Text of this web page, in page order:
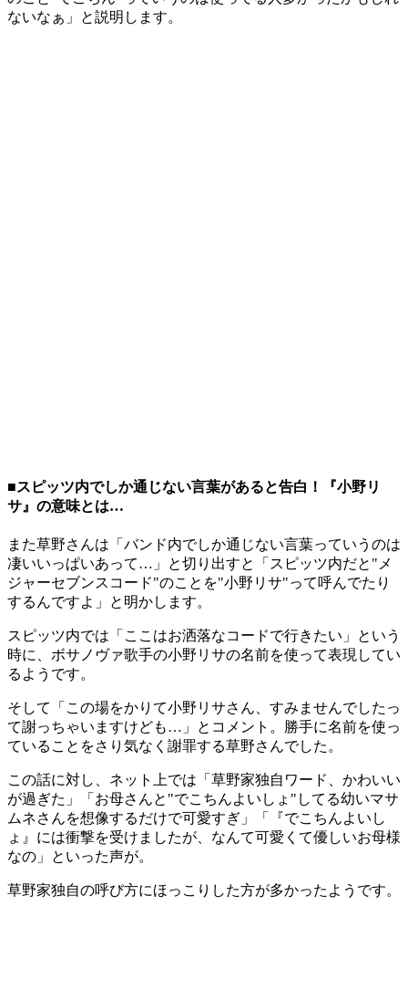
ないなぁ」と説明します。
■スピッツ内でしか通じない言葉があると告白！『小野リ
サ』の意味とは…
また草野さんは「バンド内でしか通じない言葉っていうのは
凄いいっぱいあって…」と切り出すと「スピッツ内だと"メ
ジャーセブンスコード"のことを"小野リサ"って呼んでたり
するんですよ」と明かします。
スピッツ内では「ここはお洒落なコードで行きたい」という
時に、ボサノヴァ歌手の小野リサの名前を使って表現してい
るようです。
そして「この場をかりて小野リサさん、すみませんでしたっ
て謝っちゃいますけども…」とコメント。勝手に名前を使っ
ていることをさり気なく謝罪する草野さんでした。
この話に対し、ネット上では「草野家独自ワード、かわいい
が過ぎた」「お母さんと"でこちんよいしょ"してる幼いマサ
ムネさんを想像するだけで可愛すぎ」「『でこちんよいし
ょ』には衝撃を受けましたが、なんて可愛くて優しいお母様
なの」といった声が。
草野家独自の呼び方にほっこりした方が多かったようです。